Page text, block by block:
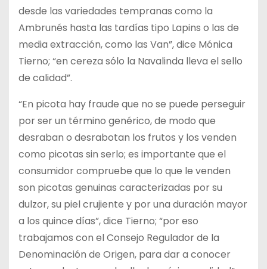
desde las variedades tempranas como la
Ambrunés hasta las tardías tipo Lapins o las de
media extracción, como las Van”, dice Mónica
Tierno; “en cereza sólo la Navalinda lleva el sello
de calidad”.
“En picota hay fraude que no se puede perseguir
por ser un término genérico, de modo que
desraban o desrabotan los frutos y los venden
como picotas sin serlo; es importante que el
consumidor compruebe que lo que le venden
son picotas genuinas caracterizadas por su
dulzor, su piel crujiente y por una duración mayor
a los quince días”, dice Tierno; “por eso
trabajamos con el Consejo Regulador de la
Denominación de Origen, para dar a conocer